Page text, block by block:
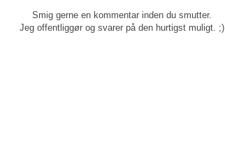
Smig gerne en kommentar inden du smutter.
Jeg offentliggør og svarer på den hurtigst muligt. ;)